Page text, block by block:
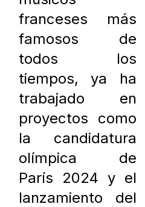
franceses más
famosos de
todos los
tiempos, ya ha
trabajado en
proyectos como
la candidatura
olímpica de
París 2024 y el
lanzamiento del